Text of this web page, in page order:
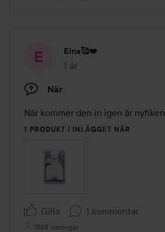
Elna🥰❤️
1 år
Inlägget skapades 1 år
När
När kommer den in igen är nyfiken
1 PRODUKT I INLÄGGET NÄR
Gilla 1 kommentar
1868 visningar